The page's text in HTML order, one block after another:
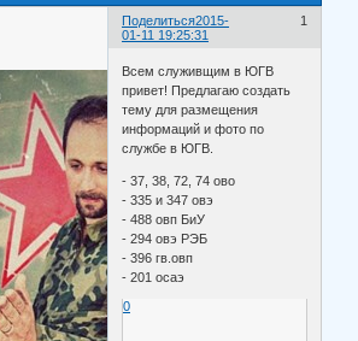
Поделиться 1
2015-
01-11 19:25:31
Всем служивщим в ЮГВ
привет! Предлагаю создать
тему для размещения
информаций и фото по
службе в ЮГВ.
- 37, 38, 72, 74 ово
- 335 и 347 овэ
- 488 овп БиУ
- 294 овэ РЭБ
- 396 гв.овп
- 201 осаэ
0